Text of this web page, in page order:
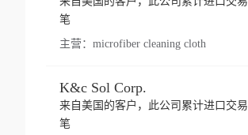
笔
主营： microfiber cleaning cloth
K&c Sol Corp.
来自美国的客户，此公司累计进口交易
笔